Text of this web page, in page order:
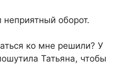
оборот.
ко мне решили? У
Татьяна, чтобы